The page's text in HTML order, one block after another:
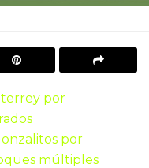
por
por
múltiples